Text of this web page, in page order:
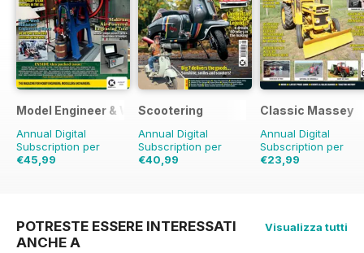
Model Engineer & Workshop Magazine
Annual Digital
Subscription per
€45,99
Scootering
Annual Digital
Subscription per
€40,99
Classic Massey
Annual Digital
Subscription per
€23,99
POTRESTE ESSERE INTERESSATI
ANCHE A
Visualizza tutti